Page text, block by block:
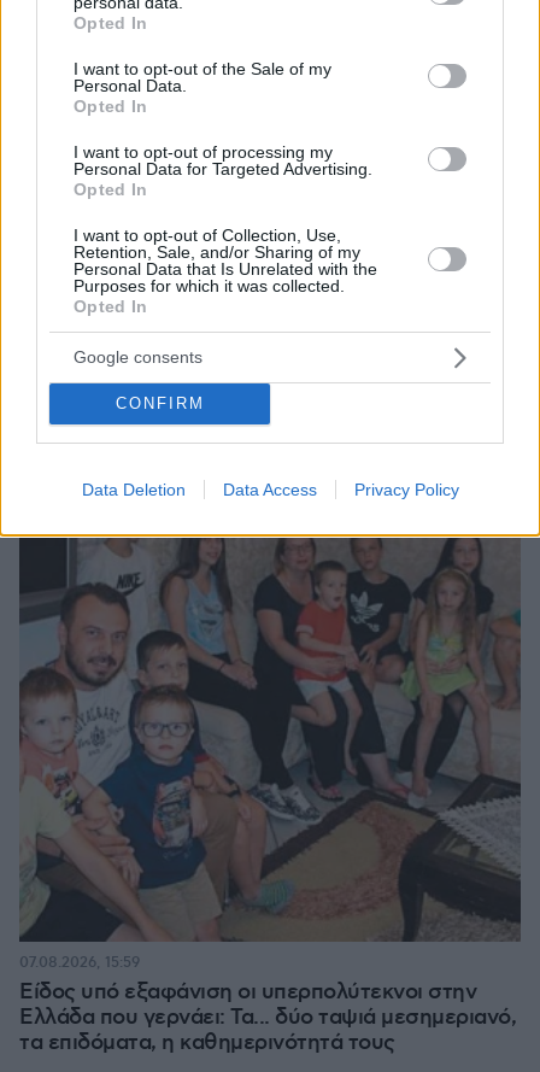
grant or deny consent to Google and its third-party tags to
use your data for below specified purposes in below Google
consent section.
Opted In
I want to opt-out of the Sale of my
Personal Data.
Opted In
I want to opt-out of processing my
Personal Data for Targeted Advertising.
Opted In
I want to opt-out of Collection, Use,
Retention, Sale, and/or Sharing of my
Personal Data that Is Unrelated with the
Purposes for which it was collected.
Opted In
Google consents
CONFIRM
Data Deletion Data Access Privacy Policy
πληροφορία πριν εκτοξεύσετε τη βλακεία σας, θα
Μοκόκα: Θέλουμε να χτίσουμε κάτι μεγάλο στον Άρη
πριν 25 λεπτά
Ο Μάριος Ηλιόπουλος συναντήθηκε με τον Μάγερ:
«Καλώς ήρθες στην ΑΕΚ, βασίζουμε πολλά σε εσένα»,
πριν 27 λεπτά
ΔΕΙΤΕ ΟΛΕΣ ΤΙΣ ΕΙΔΗΣΕΙΣ
ΤΑ ΠΙΟ ΔΗΜΟΦΙΛΗ
Είδος υπό εξαφάνιση οι υπερπολύτεκνοι στην
Ελλάδα που γερνάει: Τα... δύο ταψιά μεσημεριανό,
τα επιδόματα, η καθημερινότητά τους
07.08.2026, 15:59